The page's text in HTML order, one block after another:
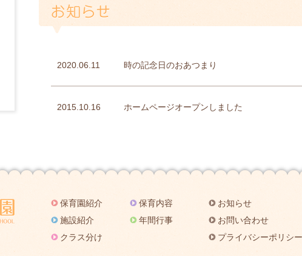
2020.06.11 時の記念日のおあつまり
2015.10.16 ホームページオープンしました
保育園紹介
施設紹介
クラス分け
保育内容
年間行事
お知らせ
お問い合わせ
プライバシーポリシー